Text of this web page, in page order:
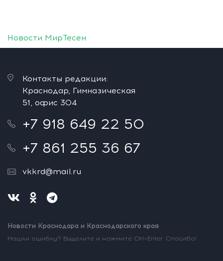
Новости МирТесен
Контакты редакции:
Краснодар, Гимназическая
51, офис 304
+7 918 649 22 50
+7 861 255 36 67
vkkrd@mail.ru
Новости Краснодара и Краснодарского края
Нашли ошибку? Выделите и нажмите Ctrl+Enter. Спасибо!